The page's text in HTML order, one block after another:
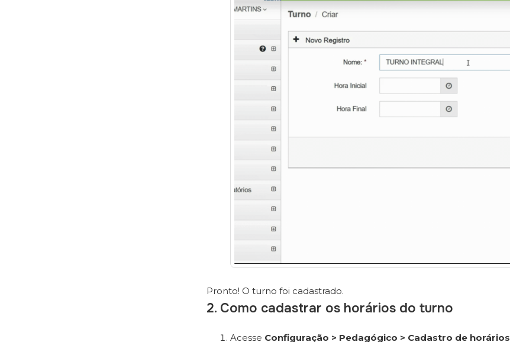
Pronto! O turno foi cadastrado.
2. Como cadastrar os horários do turno
Acesse Configuração > Pedagógico > Cadastro de horários